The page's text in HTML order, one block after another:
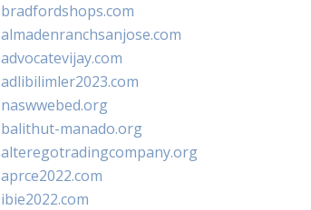
bradfordshops.com
almadenranchsanjose.com
advocatevijay.com
adlibilimler2023.com
naswwebed.org
balithut-manado.org
alteregotradingcompany.org
aprce2022.com
ibie2022.com